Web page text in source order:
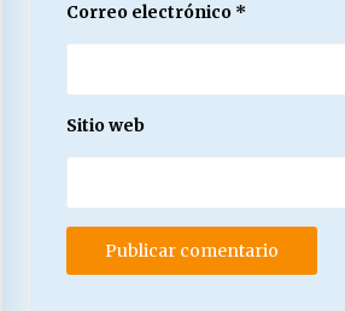
Correo electrónico *
Sitio web